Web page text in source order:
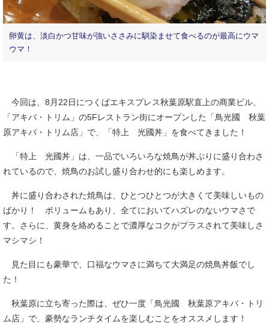
卵黄は、淡白かつ甘味が強いささみに馴染ませて食べるのが最高にウマ
ウマ！
今回は、8月22日につくばエキスプレス秋葉原駅直上の商業ビル、
「アキバ・トリム」の5Fレストラン街にオープンした「鳥光國 秋葉
原アキバ・トリム店」で、「特上 光國丼」を食べてきました！
「特上 光國丼」は、一品でいろいろな焼鳥が丼ぶりに盛り合わさ
れているので、焼鳥のお試し盛り合わせ的にも楽しめます。
丼に盛り合わされた焼鳥は、ひとつひとつが大きくて美味しいもの
ばかり！ ボリュームもあり、全てにおいてハズレのないウマさで
す。さらに、黄身を絡めることで濃厚なコクがプラスされて美味しさ
マシマシ！
見た目にも豪華で、口福なウマさに満ちて大満足の焼鳥丼飯でし
た！
秋葉原に立ち寄った際は、ぜひ一度「鳥光國 秋葉原アキバ・トリ
ム店」で、豪勢なランチタイムを楽しむことをオススメします！